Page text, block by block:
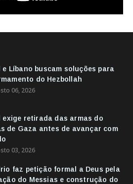
e Líbano buscam soluções para
do Hezbollah
06, 2026
exige retirada das armas do
de Gaza antes de avançar com
03, 2026
faz petição formal a Deus pela
do Messias e construção do